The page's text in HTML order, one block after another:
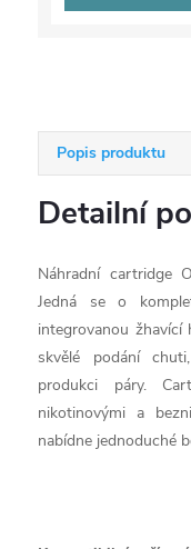
Popis produktu
Detailní
Náhradní cartridge
Jedná se o
integrovanou žhavící
skvělé podání
produkci páry.
nikotinovými a
nabídne jednoduché